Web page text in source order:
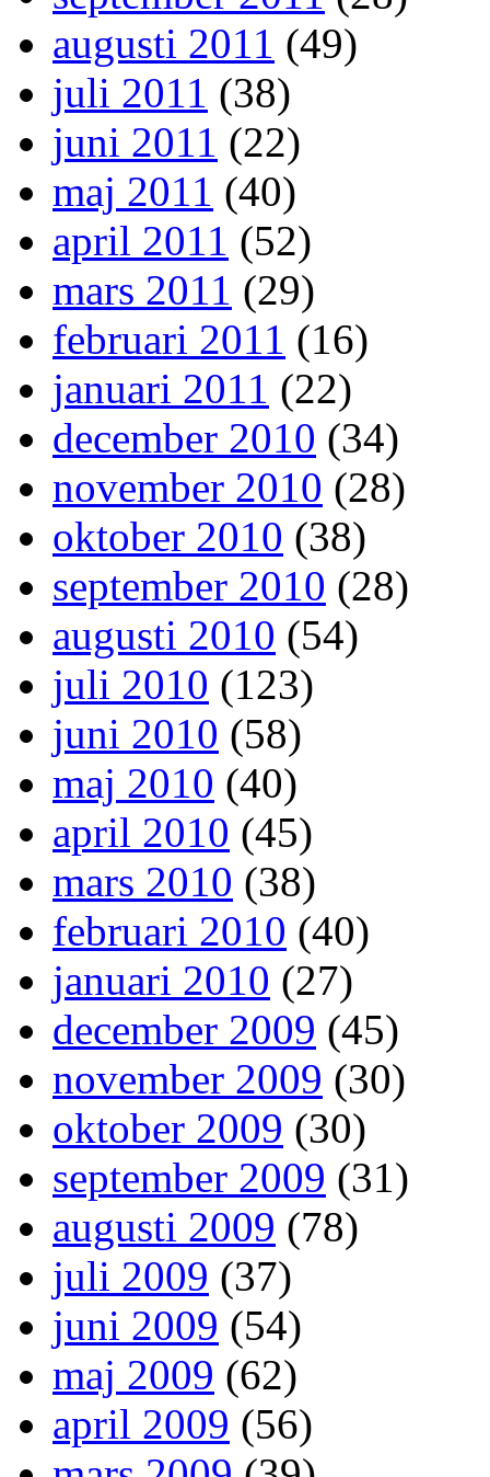
augusti 2011 (49)
juli 2011 (38)
juni 2011 (22)
maj 2011 (40)
april 2011 (52)
mars 2011 (29)
februari 2011 (16)
januari 2011 (22)
december 2010 (34)
november 2010 (28)
oktober 2010 (38)
september 2010 (28)
augusti 2010 (54)
juli 2010 (123)
juni 2010 (58)
maj 2010 (40)
april 2010 (45)
mars 2010 (38)
februari 2010 (40)
januari 2010 (27)
december 2009 (45)
november 2009 (30)
oktober 2009 (30)
september 2009 (31)
augusti 2009 (78)
juli 2009 (37)
juni 2009 (54)
maj 2009 (62)
april 2009 (56)